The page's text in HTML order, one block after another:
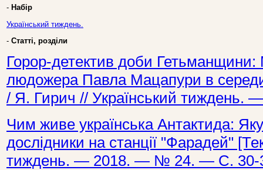
- Набір
Український тиждень.
- Статті, розділи
Горор-детектив доби
людожера Павла Мацапури в
/ Я. Гирич // Український
Чим живе українська Антактида:
дослідники на станції "Фарадей"
тиждень. — 2018. — № 24. — С. 30-